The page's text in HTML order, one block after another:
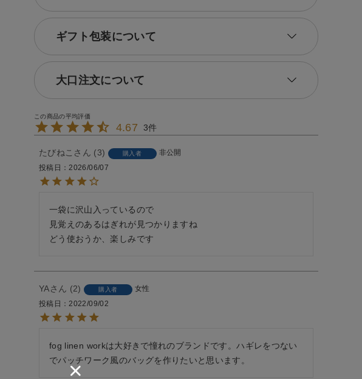
ギフト包装について
大口注文について
4.67 3
たびねこ 3 購入者
非公開
投稿日
2026/06/07
一袋に沢山入っているので
見覚えのあるはぎれが見つかりますね
どう使おうか、楽しみです
YA 2 購入者
女性
投稿日
2022/09/02
fog linen workは大好きで憧れのブランドです。ハギレをつない
でパッチワーク風のバッグを作りたいと思います。